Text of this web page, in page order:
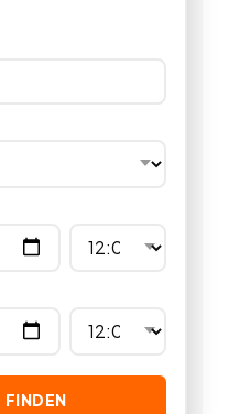
oder auch die
passende
FINDEN